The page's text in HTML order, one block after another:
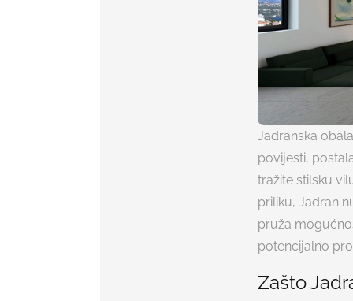
Jadranska
povijesti,
tražite stilsku
priliku, Jadran
pruža
potencijalno
Zašto